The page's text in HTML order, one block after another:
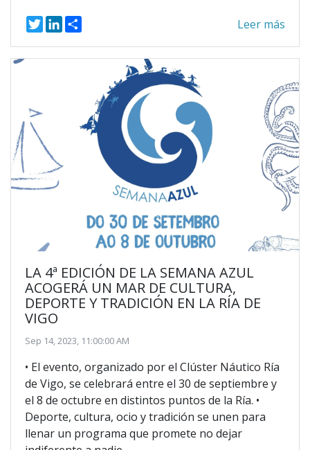
T
w
i
t
L
n
k
a
r
Leer más
LA 4ª EDICIÓN DE LA SEMANA AZUL
ACOGERÁ UN MAR DE CULTURA,
DEPORTE Y TRADICIÓN EN LA RÍA DE
VIGO
Sep 14, 2023, 11:00:00 AM
• El evento, organizado por el Clúster Náutico Ría
de Vigo, se celebrará entre el 30 de septiembre y
el 8 de octubre en distintos puntos de la Ría. •
Deporte, cultura, ocio y tradición se unen para
llenar un programa que promete no dejar